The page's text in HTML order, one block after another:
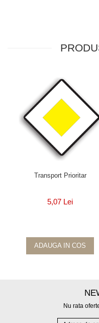
Transport Prioritar
5,07 Lei
ADAUGA IN COS
Nu rata